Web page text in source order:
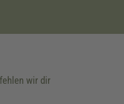
wir dir